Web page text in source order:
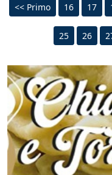
<< Primo 16 17
25 26